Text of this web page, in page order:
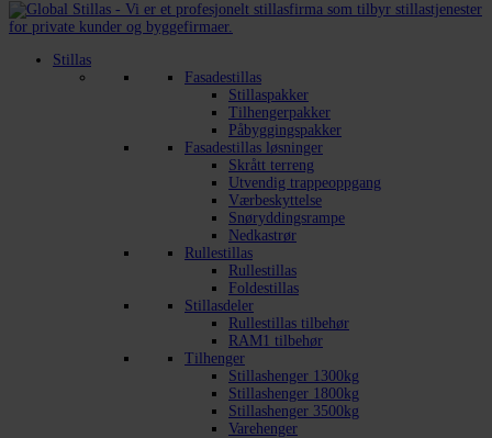
Stillas
Fasadestillas
Stillaspakker
Tilhengerpakker
Påbyggingspakker
Fasadestillas løsninger
Skrått terreng
Utvendig trappeoppgang
Værbeskyttelse
Snøryddingsrampe
Nedkastrør
Rullestillas
Rullestillas
Foldestillas
Stillasdeler
Rullestillas tilbehør
RAM1 tilbehør
Tilhenger
Stillashenger 1300kg
Stillashenger 1800kg
Stillashenger 3500kg
Varehenger